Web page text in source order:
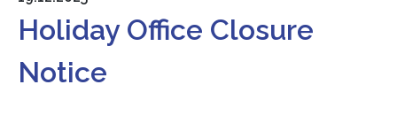
Holiday Office Closure
Notice